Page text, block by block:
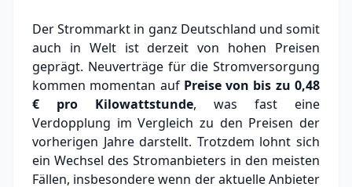
Der Strommarkt in ganz Deutschland und somit
auch in Welt ist derzeit von hohen Preisen
geprägt. Neuverträge für die Stromversorgung
kommen momentan auf Preise von bis zu0,48
€ pro Kilowattstunde, was fast eine
Verdopplung im Vergleich zu den Preisen der
vorherigen Jahre darstellt. Trotzdem lohnt sich
ein Wechsel des Stromanbieters in den meisten
Fällen, insbesondere wenn der aktuelle Anbieter